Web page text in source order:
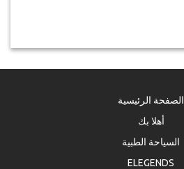
الصفحة الرئيسية
أهلا بك
السياحة الطبية
ELEGENDS